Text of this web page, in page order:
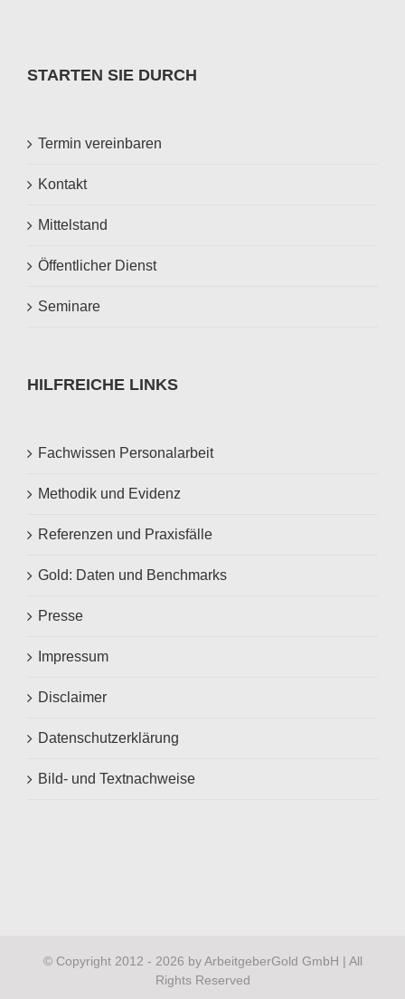
STARTEN SIE DURCH
Termin vereinbaren
Kontakt
Mittelstand
Öffentlicher Dienst
Seminare
HILFREICHE LINKS
Fachwissen Personalarbeit
Methodik und Evidenz
Referenzen und Praxisfälle
Gold: Daten und Benchmarks
Presse
Impressum
Disclaimer
Datenschutzerklärung
Bild- und Textnachweise
© Copyright 2012 - 2026 by ArbeitgeberGold GmbH | All
Rights Reserved